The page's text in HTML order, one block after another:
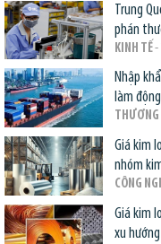
Trung
phán
KINH TẾ-
Nhập
làm
Giá kim
nhóm
CÔNG
Giá kim
xu